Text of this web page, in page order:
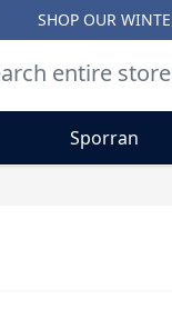
SHOP OUR
Sporran